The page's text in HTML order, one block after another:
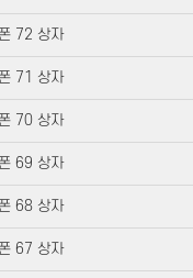
72 상자
71 상자
70 상자
69 상자
68 상자
67 상자